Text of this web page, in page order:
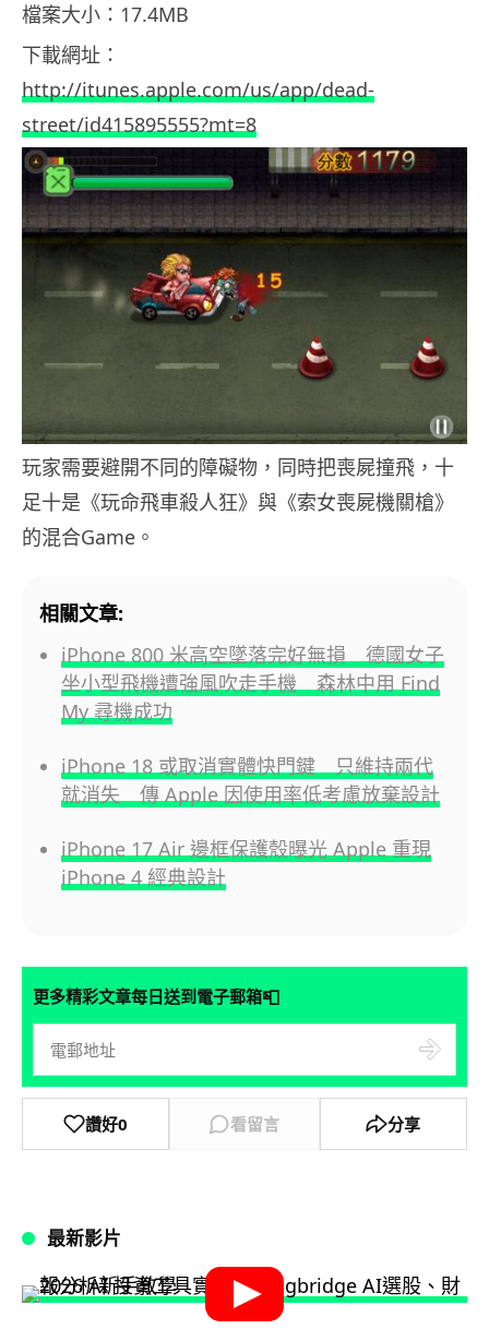
檔案大小：17.4MB
下載網址：
http://itunes.apple.com/us/app/dead-
street/id415895555?mt=8
玩家需要避開不同的障礙物，同時把喪屍撞飛，十
足十是《玩命飛車殺人狂》與《索女喪屍機關槍》
的混合Game。
相關文章:
iPhone 800 米高空墜落完好無損 德國女子
坐小型飛機遭強風吹走手機 森林中用 Find
My 尋機成功
iPhone 18 或取消實體快門鍵 只維持兩代
就消失 傳 Apple 因使用率低考慮放棄設計
iPhone 17 Air 邊框保護殼曝光 Apple 重現
iPhone 4 經典設計
更多精彩文章每日送到電子郵箱📮
讚好0 看留言 分享
最新影片